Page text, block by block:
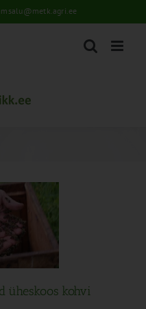
üheskoos kohvi